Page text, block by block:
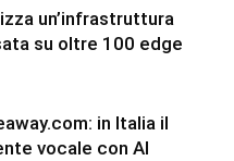
un’infrastruttura
su oltre 100 edge
in Italia il
vocale con AI